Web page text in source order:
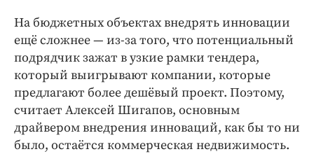
На бюджетных объектах внедрять инновации
ещё сложнее — из-за того, что потенциальный
подрядчик зажат в узкие рамки тендера,
который выигрывают компании, которые
предлагают более дешёвый проект. Поэтому,
считает Алексей Шигапов, основным
драйвером внедрения инноваций, как бы то ни
было, остаётся коммерческая недвижимость.